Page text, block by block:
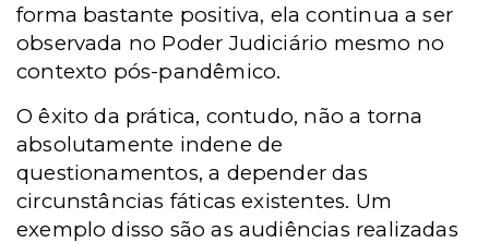
forma bastante positiva, ela continua a ser
observada no Poder Judiciário mesmo no
contexto pós-pandêmico.
O êxito da prática, contudo, não a torna
absolutamente indene de
questionamentos, a depender das
circunstâncias fáticas existentes. Um
exemplo disso são as audiências realizadas